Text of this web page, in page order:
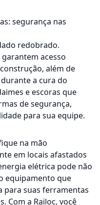
segurança nas
redobrado.
acesso
além de
a cura do
e escoras que
de segurança,
para sua equipe.
na mão
em locais afastados
elétrica pode não
equipamento que
para suas ferramentas
Com a Railoc, você